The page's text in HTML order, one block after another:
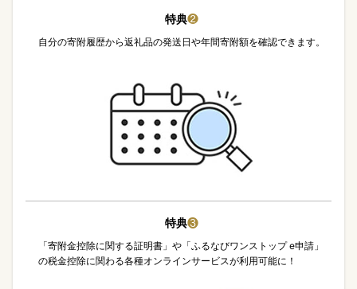
特典❷
自分の寄附履歴から返礼品の発送日や年間寄附額を確認できます。
特典❸
「寄附金控除に関する証明書」や「ふるなびワンストップ e申請」
の税金控除に関わる各種オンラインサービスが利用可能に！